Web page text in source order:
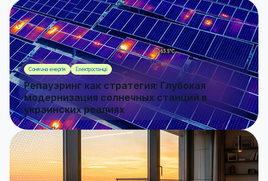
Сонячна енергія Електростанції
Репауэринг как стратегия: Глубокая
модернизация солнечных станций в
украинских реалиях